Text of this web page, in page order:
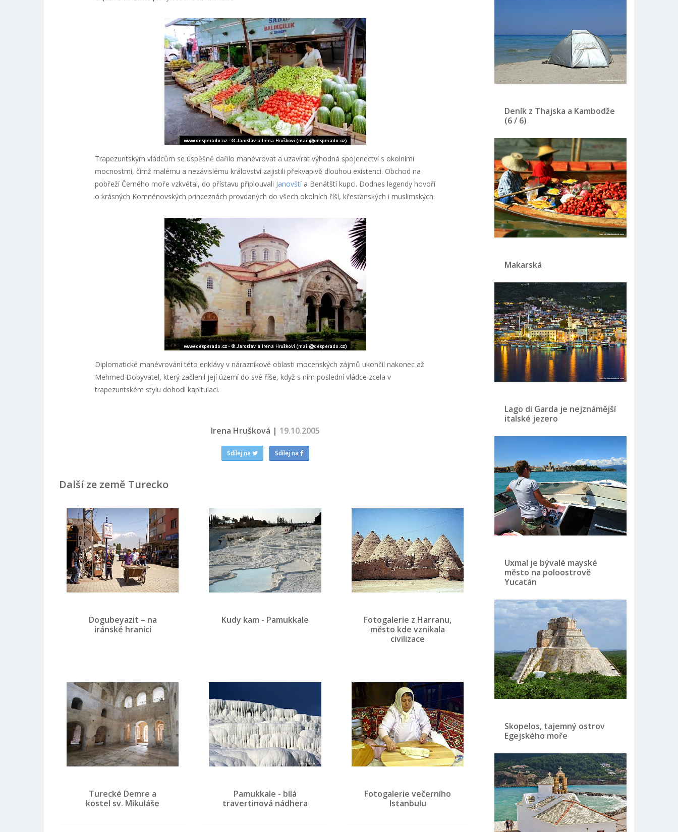
Trapezuntským vládcům se úspěšně dařilo manévrovat a uzavírat výhodná spojenectví s okolními
mocnostmi, čímž malému a nezávislému království zajistili překvapivě dlouhou existenci. Obchod na
pobřeží Černého moře vzkvétal, do přístavu připlouvali Janovštía Benátští kupci. Dodnes legendy hovoří
o krásných Komnénovských princeznách provdaných do všech okolních říší, křesťanských i muslimských.
Diplomatické manévrování této enklávy v nárazníkové oblasti mocenských zájmů ukončil nakonec až
Mehmed Dobyvatel, který začlenil její území do své říše, když s ním poslední vládce zcela v
trapezuntském stylu dohodl kapitulaci.
Irena Hrušková | 19.10.2005
Sdílej na Sdílej na
Další ze země Turecko
Dogubeyazit – na
iránské hranici
Kudy kam - Pamukkale
Fotogalerie z Harranu,
město kde vznikala
civilizace
Turecké Demre a
kostel sv. Mikuláše
Pamukkale - bílá
travertinová nádhera
Fotogalerie večerního
Istanbulu
Deník z Thajska a Kambodže
(6 / 6)
Makarská
Lago di Garda je nejznámější
italské jezero
Uxmal je bývalé mayské
město na poloostrově
Yucatán
Skopelos, tajemný ostrov
Egejského moře